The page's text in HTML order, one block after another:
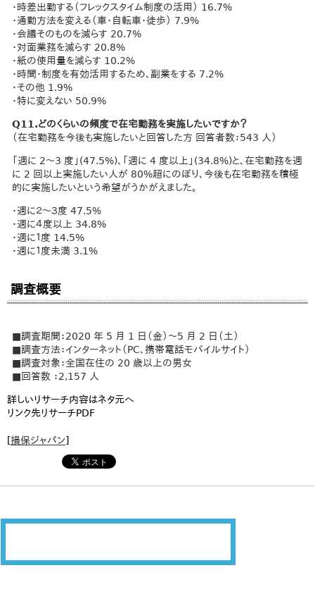
・時差出勤する（フレックスタイム制度の活用） 16.7%
・通勤方法を変える（車・自転車・徒歩） 7.9%
・会議そのものを減らす 20.7%
・対面業務を減らす 20.8%
・紙の使用量を減らす 10.2%
・時間・制度を有効活用するため、副業をする 7.2%
・その他 1.9%
・特に変えない 50.9%
Q11.どのくらいの頻度で在宅勤務を実施したいですか？
（在宅勤務を今後も実施したいと回答した方 回答者数：543 人）
「週に 2～3 度」(47.5%)、「週に 4 度以上」(34.8%)と、在宅勤務を週
に 2 回以上実施したい人が 80%超にのぼり、今後も在宅勤務を積極
的に実施したいという希望がうかがえました。
・週に２～３度 47.5%
・週に４度以上 34.8%
・週に１度 14.5%
・週に１度未満 3.1%
調査概要
■調査期間：2020 年 5 月 1 日（金）～5 月 2 日（土）
■調査方法：インターネット（PC、携帯電話モバイルサイト）
■調査対象：全国在住の 20 歳以上の男女
■回答数 ：2,157 人
詳しいリサーチ内容はネタ元へ
リンク先リサーチPDF
[損保ジャパン]